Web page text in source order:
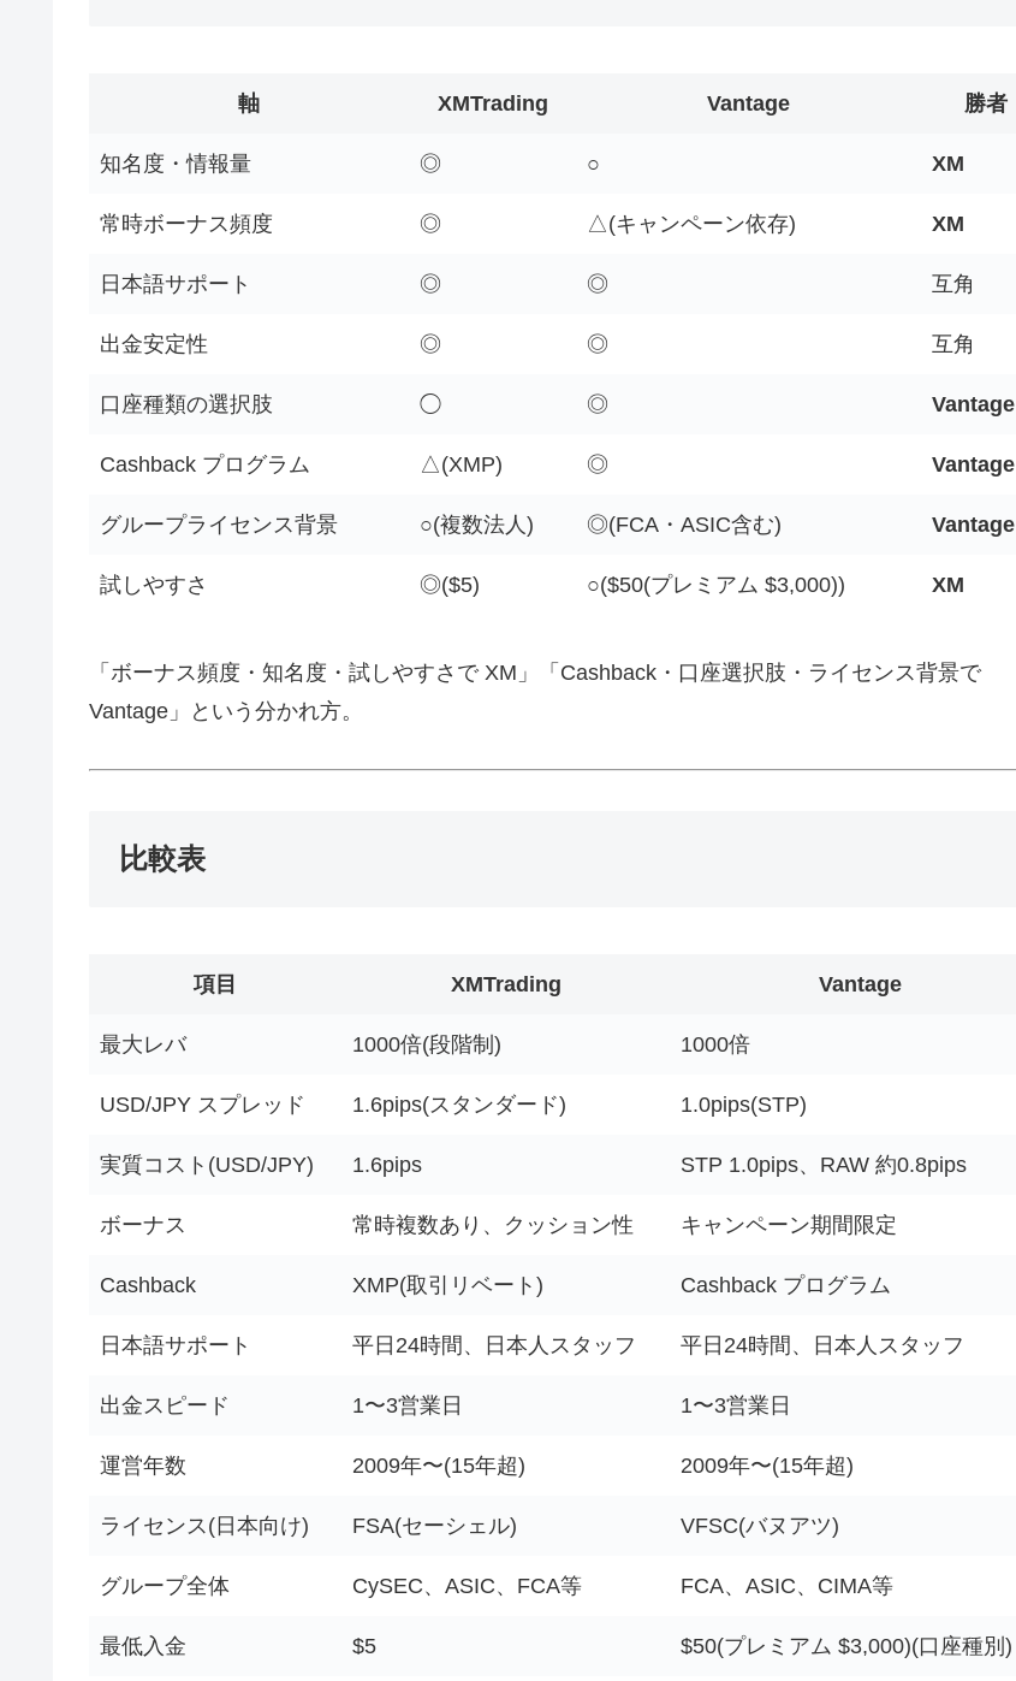
軸 XMTrading Vantage 勝者
知名度・情報量 ◎ ○ XM
常時ボーナス頻度 ◎ △(キャンペーン依存) XM
日本語サポート ◎ ◎ 互角
出金安定性 ◎ ◎ 互角
口座種類の選択肢 ◯ ◎ Vantage
Cashback プログラム △(XMP) ◎ Vantage
グループライセンス背景 ○(複数法人) ◎(FCA・ASIC含む) Vantage
試しやすさ ◎($5) ○($50(プレミアム $3,000)) XM
「ボーナス頻度・知名度・試しやすさで XM」「Cashback・口座選択肢・ライセンス背景で
Vantage」という分かれ方。
比較表
項目 XMTrading Vantage
最大レバ 1000倍(段階制) 1000倍
USD/JPY スプレッド 1.6pips(スタンダード) 1.0pips(STP)
実質コスト(USD/JPY) 1.6pips STP 1.0pips、RAW 約0.8pips
ボーナス 常時複数あり、クッション性 キャンペーン期間限定
Cashback XMP(取引リベート) Cashback プログラム
日本語サポート 平日24時間、日本人スタッフ 平日24時間、日本人スタッフ
出金スピード 1〜3営業日 1〜3営業日
運営年数 2009年〜(15年超) 2009年〜(15年超)
ライセンス(日本向け) FSA(セーシェル) VFSC(バヌアツ)
グループ全体 CySEC、ASIC、FCA等 FCA、ASIC、CIMA等
最低入金 $5 $50(プレミアム $3,000)(口座種別)